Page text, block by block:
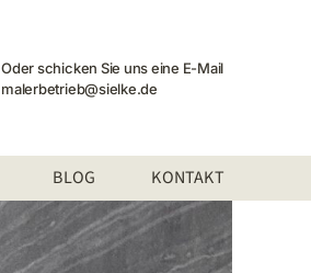
Oder schicken Sie uns eine E-Mail
malerbetrieb@sielke.de
BLOG KONTAKT